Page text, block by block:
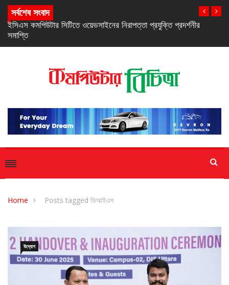
সর্বশেষ সংবাদ
নিরবচ্ছিন্ন পাওয়ার নিশ্চিতে রিয়েলমির নতুন সি-সিরিজ স্মার্টফোন
উদ্যোগ